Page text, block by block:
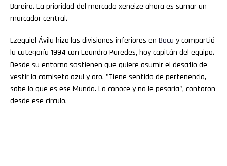
Bareiro. La prioridad del mercado xeneize ahora es sumar un
marcador central.
Ezequiel Ávila hizo las divisiones inferiores en Boca y compartió
la categoría 1994 con Leandro Paredes, hoy capitán del equipo.
Desde su entorno sostienen que quiere asumir el desafío de
vestir la camiseta azul y oro. "Tiene sentido de pertenencia,
sabe lo que es ese Mundo. Lo conoce y no le pesaría", contaron
desde ese círculo.